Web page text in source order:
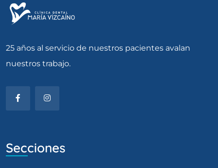
25 años al servicio de nuestros pacientes avalan
nuestros trabajo.
Secciones